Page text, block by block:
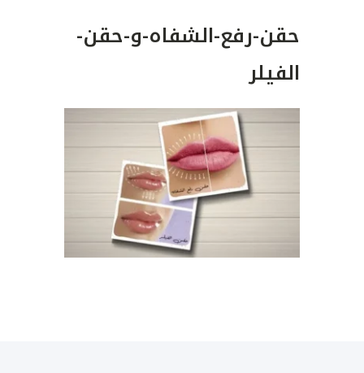
حقن-رفع-الشفاه-و-حقن-
الفيلر